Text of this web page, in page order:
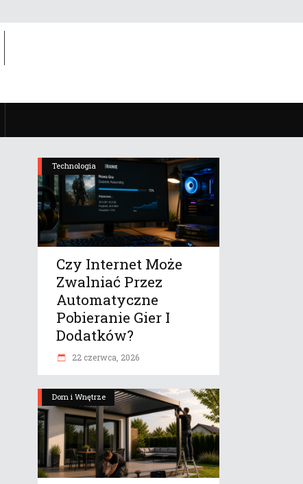
Technologia
Czy Internet Może
Zwalniać Przez
Automatyczne
Pobieranie Gier I
Dodatków?
22 czerwca, 2026
Dom i Wnętrze